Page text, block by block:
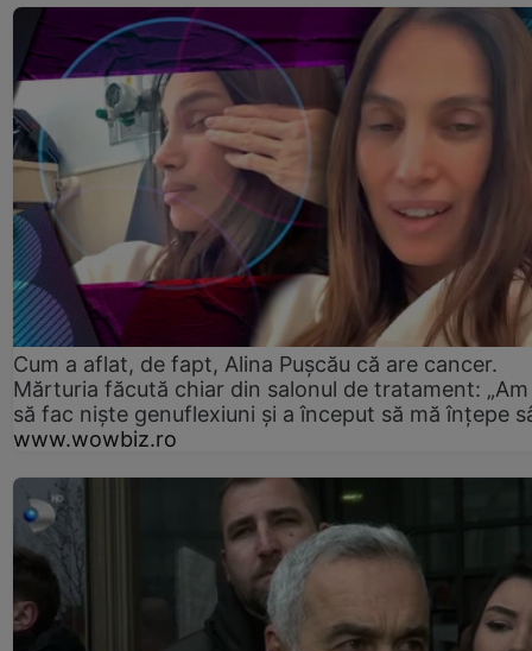
Cum a aflat, de fapt, Alina Pușcău că are cancer.
Mărturia făcută chiar din salonul de tratament:
să fac niște genuflexiuni și a început să mă înțepe
www.wowbiz.ro